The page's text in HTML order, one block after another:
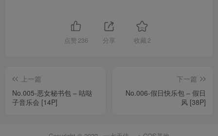
点赞 236 分享 收藏 2
上一篇
No.005-恶女秘书包 – 咕哒
子音乐会 [14P]
下一篇
No.006-假日快乐包 – 假日
风 [38P]